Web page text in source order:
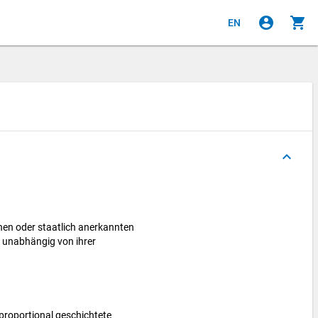
EN account_circle shopping_cart
keyboard_arrow_up
oder staatlich anerkannten
von ihrer
geschichtete